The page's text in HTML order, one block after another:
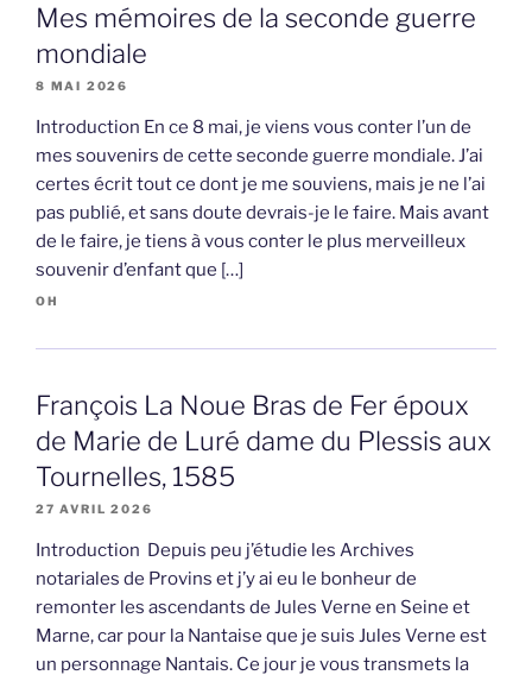
Mes mémoires de la seconde guerre
mondiale
8 MAI 2026
Introduction En ce 8 mai, je viens vous conter l’un de
mes souvenirs de cette seconde guerre mondiale. J’ai
certes écrit tout ce dont je me souviens, mais je ne l’ai
pas publié, et sans doute devrais-je le faire. Mais avant
de le faire, je tiens à vous conter le plus merveilleux
souvenir d’enfant que […]
OH
François La Noue Bras de Fer époux
de Marie de Luré dame du Plessis aux
Tournelles, 1585
27 AVRIL 2026
Introduction Depuis peu j’étudie les Archives
notariales de Provins et j’y ai eu le bonheur de
remonter les ascendants de Jules Verne en Seine et
Marne, car pour la Nantaise que je suis Jules Verne est
un personnage Nantais. Ce jour je vous transmets la